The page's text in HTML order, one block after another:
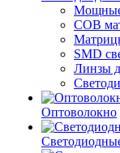
Мощные
COB
SMD
Линзы
Оптоволокно